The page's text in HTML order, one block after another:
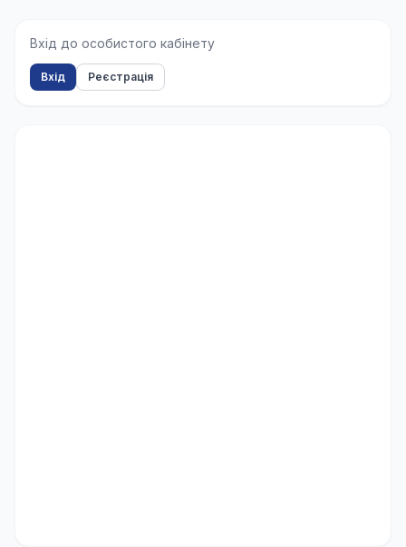
Вхід до особистого кабінету
Вхід Реєстрація